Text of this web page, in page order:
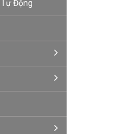
Tự Động